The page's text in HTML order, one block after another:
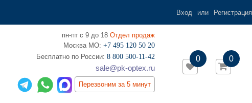
Вход или Регистрация
пн-пт с 9 до 18 Отдел продаж
Москва МО: +7 495 120 50 20
‎Бесплатно по России: 8 800 500-11-42
sale@pk-optex.ru
Перезвоним за 5 минут
0
0